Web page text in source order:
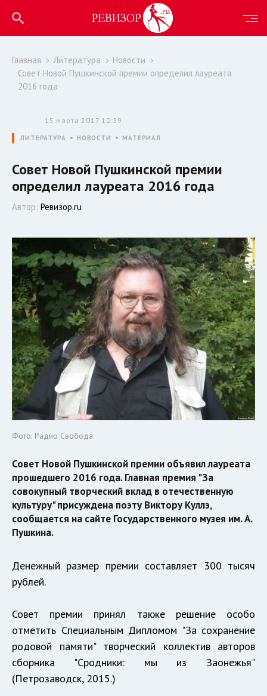
Главная Литература
Новости
Совет Новой Пушкинской премии определил лауреата
2016 года
15 марта 2017 10:59
ЛИТЕРАТУРА НОВОСТИ МАТЕРИАЛ
Совет Новой Пушкинской премии
определил лауреата 2016 года
Автор: Ревизор.ru
Фото: Радио Свобода
Совет Новой Пушкинской премии объявил лауреата
прошедшего 2016 года. Главная премия "За
совокупный творческий вклад в отечественную
культуру" присуждена поэту Виктору Куллэ,
сообщается на сайте Государственного музея им. А.
Пушкина.
Денежный размер премии составляет 300 тысяч
рублей.
Совет премии принял также решение особо
отметить Специальным Дипломом "За сохранение
родовой памяти" творческий коллектив авторов
сборника "Сродники: мы из Заонежья"
(Петрозаводск, 2015.)